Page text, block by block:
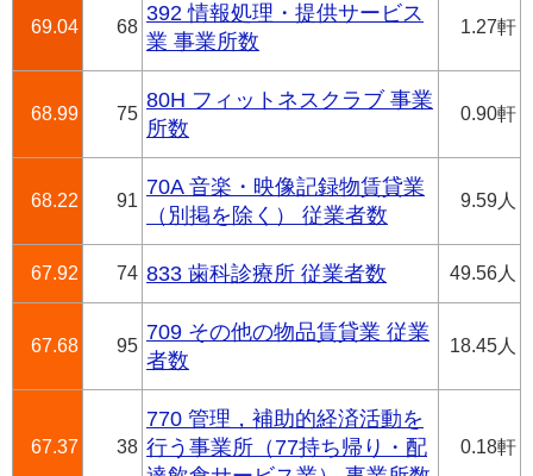
69.04 68
392 情報処理・提供サービス
業 事業所数
1.27軒
68.99 75
80H フィットネスクラブ 事業
所数
0.90軒
68.22 91
70A 音楽・映像記録物賃貸業
（別掲を除く） 従業者数
9.59人
67.92 74 833 歯科診療所 従業者数 49.56人
67.68 95
709 その他の物品賃貸業 従業
者数
18.45人
67.37 38
770 管理，補助的経済活動を
行う事業所（77持ち帰り・配
0.18軒